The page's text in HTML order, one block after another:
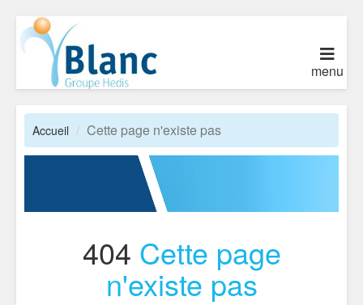
menu
Accueil Cette page n'existe pas
404 Cette page
n'existe pas